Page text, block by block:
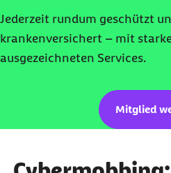
Jederzeit rundum geschützt
krankenversichert – mit
ausgezeichneten Services.
Mitglied